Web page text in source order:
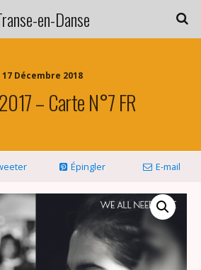
en-Danse
17 Décembre 2018
– Carte N°7 FR
Épingler E-mail